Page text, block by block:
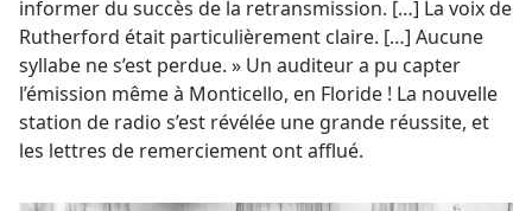
informer du succès de la retransmission. […] La voix de
Rutherford était particulièrement claire. […] Aucune
syllabe ne s’est perdue. » Un auditeur a pu capter
l’émission même à Monticello, en Floride ! La nouvelle
station de radio s’est révélée une grande réussite, et
les lettres de remerciement ont afflué.